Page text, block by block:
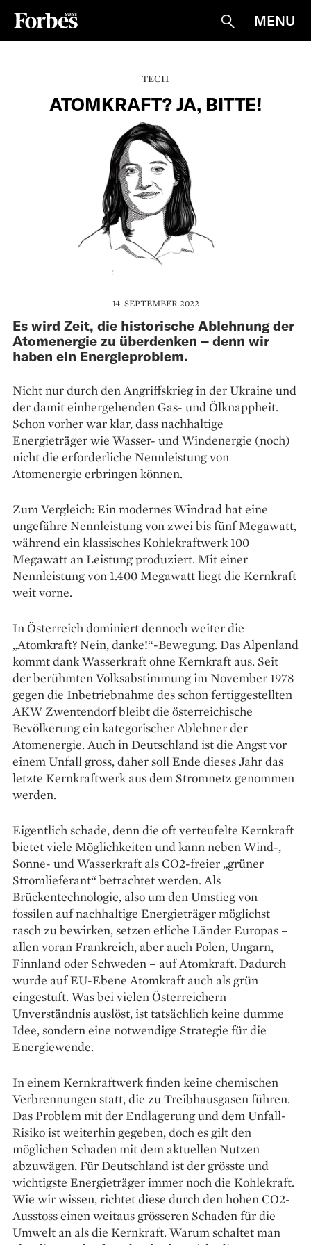
Suche
MENU
TECH
ATOMKRAFT? JA, BITTE!
14. SEPTEMBER 2022
Es wird Zeit, die historische Ablehnung der
Atomenergie zu überdenken – denn wir
haben ein Energieproblem.
Nicht nur durch den Angriffskrieg in der Ukraine und
der damit einhergehenden Gas- und Ölknappheit.
Schon vorher war klar, dass nachhaltige
Energieträger wie Wasser- und Windenergie (noch)
nicht die erforderliche Nennleistung von
Atomenergie erbringen können.
Zum Vergleich: Ein modernes Windrad hat eine
ungefähre Nennleistung von zwei bis fünf Megawatt,
während ein klassisches Kohlekraftwerk 100
Megawatt an Leistung produziert. Mit einer
Nennleistung von 1.400 Megawatt liegt die Kernkraft
weit vorne.
In Österreich dominiert dennoch weiter die
„Atomkraft? Nein, danke!“-Bewegung. Das Alpenland
kommt dank Wasserkraft ohne Kernkraft aus. Seit
der berühmten Volksabstimmung im November 1978
gegen die Inbetriebnahme des schon fertiggestellten
AKW Zwentendorf bleibt die österreichische
Bevölkerung ein kategorischer Ablehner der
Atomenergie. Auch in Deutschland ist die Angst vor
einem Unfall gross, daher soll Ende dieses Jahr das
letzte Kernkraftwerk aus dem Stromnetz genommen
werden.
Eigentlich schade, denn die oft verteufelte Kernkraft
bietet viele Möglichkeiten und kann neben Wind-,
Sonne- und Wasserkraft als CO2-freier „grüner
Stromlieferant“ betrachtet werden. Als
Brückentechnologie, also um den Umstieg von
fossilen auf nachhaltige Energieträger möglichst
rasch zu bewirken, setzen etliche Länder Europas –
allen voran Frankreich, aber auch Polen, Ungarn,
Finnland oder Schweden – auf Atomkraft. Dadurch
wurde auf EU-Ebene Atomkraft auch als grün
eingestuft. Was bei vielen Österreichern
Unverständnis auslöst, ist tatsächlich keine dumme
Idee, sondern eine notwendige Strategie für die
Energiewende.
In einem Kernkraftwerk finden keine chemischen
Verbrennungen statt, die zu Treibhausgasen führen.
Das Problem mit der Endlagerung und dem Unfall-
Risiko ist weiterhin gegeben, doch es gilt den
möglichen Schaden mit dem aktuellen Nutzen
abzuwägen. Für Deutschland ist der grösste und
wichtigste Energieträger immer noch die Kohlekraft.
Wie wir wissen, richtet diese durch den hohen CO2-
Ausstoss einen weitaus grösseren Schaden für die
Umwelt an als die Kernkraft. Warum schaltet man